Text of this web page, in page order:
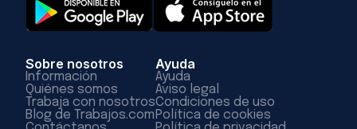
Sobre nosotros
Información
Quiénes somos
Trabaja con nosotros
Blog de Trabajos.com
Ayuda
Ayuda
Aviso legal
Condiciones de uso
Política de cookies